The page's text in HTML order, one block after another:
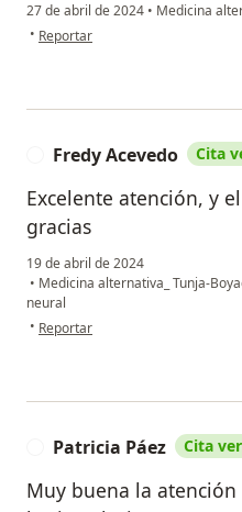
27 de abril de 2024 • Medicina
• en opinión del usuario Andrea
Reportar
Fredy Acevedo Cita
Excelente atención, y
gracias
19 de abril de 2024
• Medicina alternativa_ Tunja-
neural
• en opinión del usuario Fredy
Reportar
Patricia Páez Cita
Muy buena la